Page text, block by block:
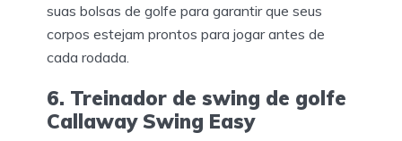
suas bolsas de golfe para garantir que seus
corpos estejam prontos para jogar antes de
cada rodada.
6. Treinador de swing de golfe
Callaway Swing Easy